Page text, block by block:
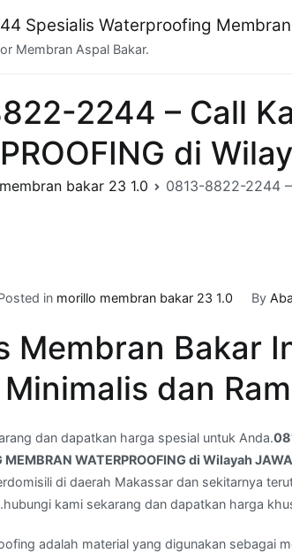
Spesialis Waterproofing
Membran Aspal Bakar.
2244 – Call
di
bakar 23 1.0 0813-8822-2244 –
in morillo membran bakar 23 1.0 By
Membran Bakar
Minimalis dan
dan dapatkan harga spesial untuk Anda.
MEMBRAN WATERPROOFING di Wilayah
di daerah Makassar dan sekitarnya
kami sekarang dan dapatkan harga
adalah material yang digunakan sebagai